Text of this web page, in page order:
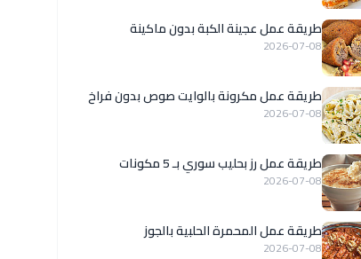
طريقة عمل عجينة الكبة بدون ماكينة
2026-07-08
طريقة عمل مكرونة بالوايت صوص بدون فراخ
2026-07-08
طريقة عمل رز بحليب سوري بـ 5 مكونات
2026-07-08
طريقة عمل المحمرة الحلبية بالجوز
2026-07-08